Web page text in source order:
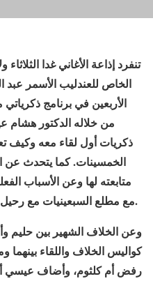
تنفرد إذاعة الأغاني غدا
الخاص للعندليب الأسمر عبد
الأربعين في برنامج
من خلاله الدكتور
ذكريات أول لقاء معه وكيف
الخمسينات. كما يتحدث عن
متابعته لها وعن الأسباب
مع مطلع السبعينيات مع رحيل الرئيس الراحل جمال عبد الناصر.
وعن الخلاف الشهير بين حليم
كواليس الخلاف واللقاء
رفض أم كلثوم، وأضاف عيسي